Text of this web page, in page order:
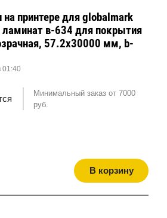
принтере для globalmark
ламинат в-634 для покрытия
57.2x30000 мм, b-
01:40
Минимальный заказ от 7000
руб.
В корзину